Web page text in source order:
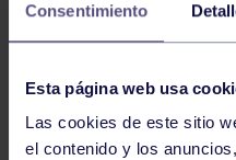
Consentimiento
Esta página web usa
Las cookies de este sitio
el contenido y los
09:30h RGCC
ALEVÍN MASCULINO
NARANCO